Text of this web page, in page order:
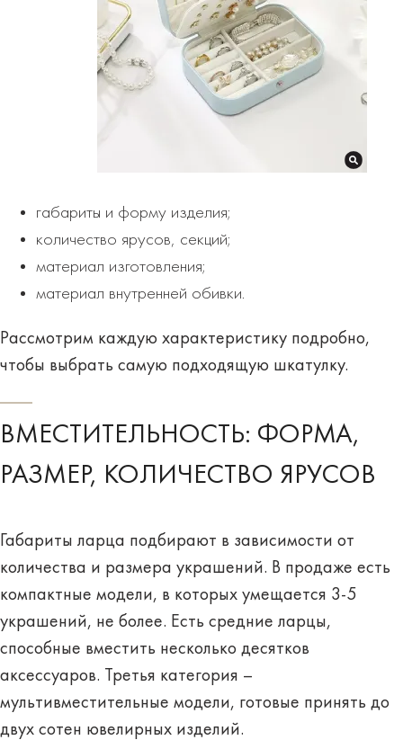
габариты и форму изделия;
количество ярусов, секций;
материал изготовления;
материал внутренней обивки.
Рассмотрим каждую характеристику подробно,
чтобы выбрать самую подходящую шкатулку.
ВМЕСТИТЕЛЬНОСТЬ: ФОРМА,
РАЗМЕР, КОЛИЧЕСТВО ЯРУСОВ
Габариты ларца подбирают в зависимости от
количества и размера украшений. В продаже есть
компактные модели, в которых умещается 3-5
украшений, не более. Есть средние ларцы,
способные вместить несколько десятков
аксессуаров. Третья категория –
мультивместительные модели, готовые принять до
двух сотен ювелирных изделий.